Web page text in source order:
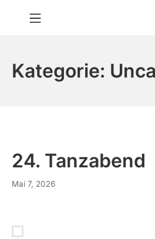
Kategorie:
24. Tanzabend
Mai 7, 2026